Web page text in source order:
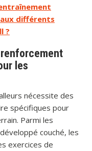
différents
?
les
nécessite des
spécifiques pour
Parmi les
couché, les
exercices de